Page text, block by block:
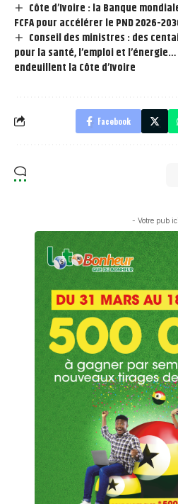
Côte d’Ivoire : la Banque
FCFA pour accélérer le PND 2026-
Conseil des ministres : des
pour la santé, l’emploi et
endeuillent la Côte d’Ivoire
Facebook
- Votre pub